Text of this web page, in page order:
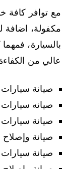
مع توافر كافة
مكفولة، اضافة
بالسيارة،
عالي من
صيانة
صيانه
صيانة
صيانة
صيانة